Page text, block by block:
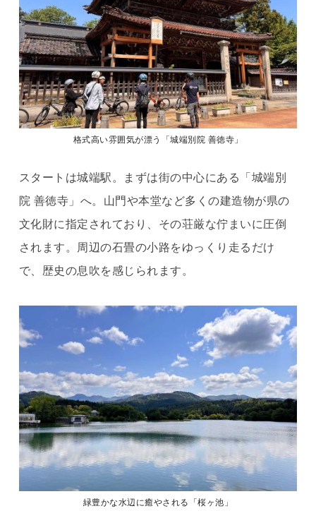
格式高い雰囲気が漂う「城端別院 善徳寺」
スタートは城端駅。まずは街の中心にある「城端別
院 善徳寺」へ。山門や本堂など多くの建造物が県の
文化財に指定されており、その荘厳な佇まいに圧倒
されます。周辺の石畳の小路をゆっくり走るだけ
で、歴史の息吹を感じられます。
緑豊かな水辺に癒やされる「桜ヶ池」